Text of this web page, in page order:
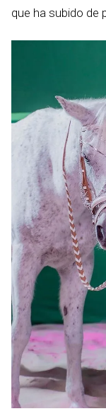
que ha subido de